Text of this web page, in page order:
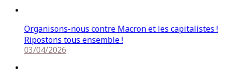
Organisons-nous contre Macron et les capitalistes !
Ripostons tous ensemble !
03/04/2026